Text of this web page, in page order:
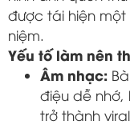
được tái hiện
niệm.
Yếu tố làm nên
Âm nhạc:
điệu dễ nhớ,
trở thành